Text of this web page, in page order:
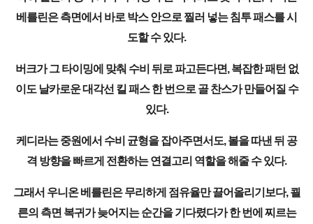
베를린은 측면에서 바로 박스 안으로 찔러 넣는 침투 패스를 시
도할 수 있다.
버크가 그 타이밍에 맞춰 수비 뒤로 파고든다면, 복잡한 패턴 없
이도 날카로운 대각선 킬 패스 한 번으로 골 찬스가 만들어질 수
있다.
케디라는 중원에서 수비 균형을 잡아주면서도, 볼을 따낸 뒤 공
격 방향을 빠르게 전환하는 연결고리 역할을 해줄 수 있다.
그래서 우니온 베를린은 무리하게 점유율만 끌어올리기보다, 쾰
른의 측면 복귀가 늦어지는 순간을 기다렸다가 한 번에 찌르는